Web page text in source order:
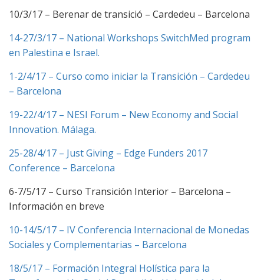
10/3/17 – Berenar de transició – Cardedeu – Barcelona
14-27/3/17 – National Workshops SwitchMed program
en Palestina e Israel.
1-2/4/17 – Curso como iniciar la Transición – Cardedeu
– Barcelona
19-22/4/17 – NESI Forum – New Economy and Social
Innovation. Málaga.
25-28/4/17 – Just Giving – Edge Funders 2017
Conference – Barcelona
6-7/5/17 – Curso Transición Interior – Barcelona –
Información en breve
10-14/5/17 – IV Conferencia Internacional de Monedas
Sociales y Complementarias – Barcelona
18/5/17 – Formación Integral Holística para la